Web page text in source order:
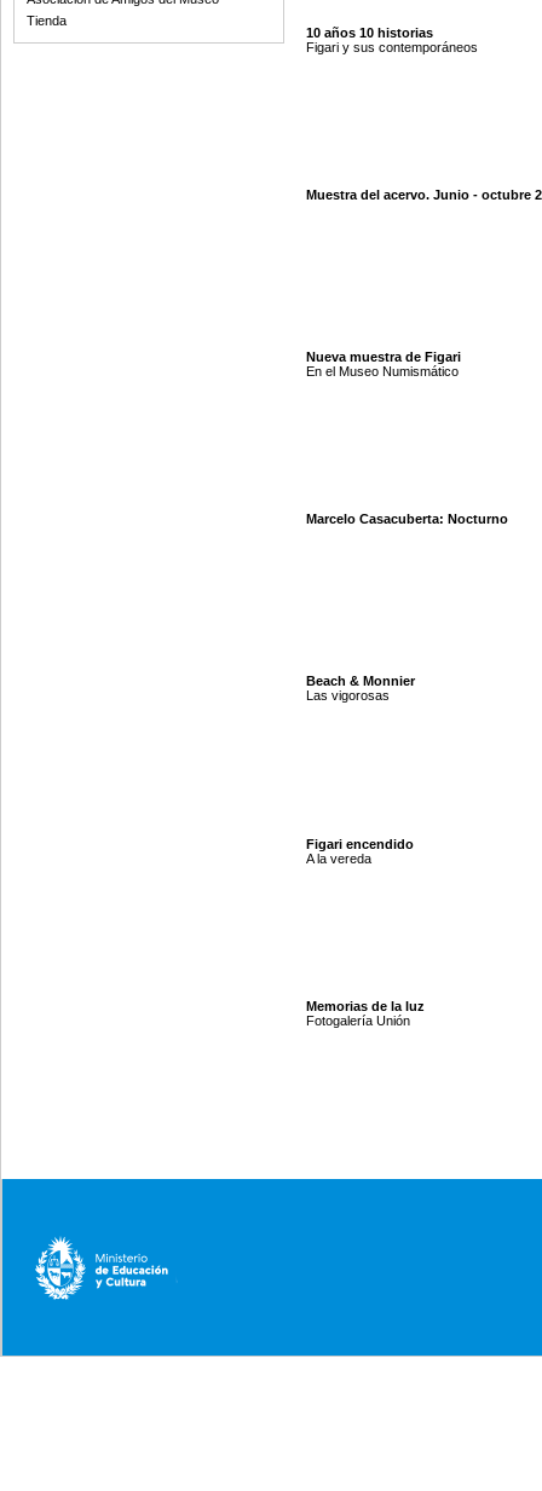
Tienda
10 años 10 historias
Figari y sus contemporáneos
Muestra del acervo. Junio - octubre
Nueva muestra de Figari
En el Museo Numismático
Marcelo Casacuberta: Nocturno
Beach & Monnier
Las vigorosas
Figari encendido
A la vereda
Memorias de la luz
Fotogalería Unión